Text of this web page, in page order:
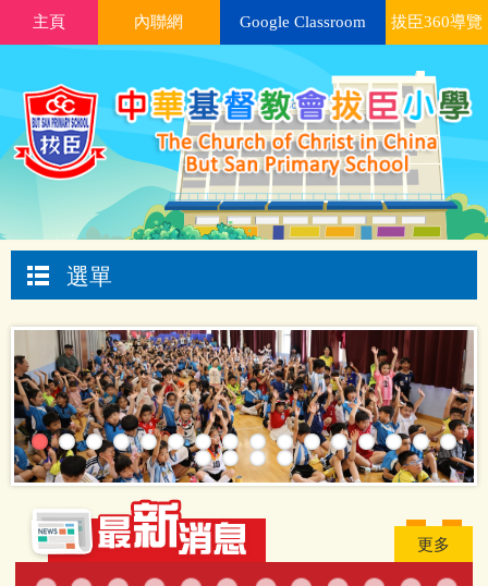
主頁 內聯網 Google Classroom 拔臣360導覽
選單
更多